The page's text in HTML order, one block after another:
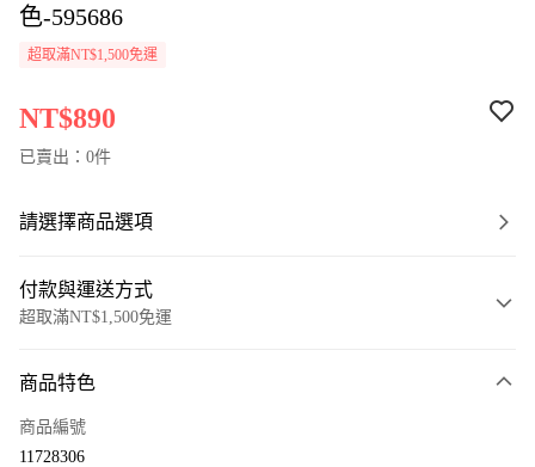
色-595686
超取滿NT$1,500免運
NT$890
已賣出：0件
請選擇商品選項
付款與運送方式
超取滿NT$1,500免運
信用卡一次付款
商品特色
商品編號
11728306